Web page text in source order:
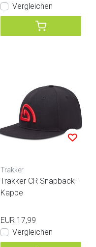
Vergleichen
Trakker
Trakker CR Snapback-
Kappe
EUR 17,99
Vergleichen